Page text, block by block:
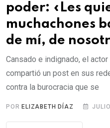
poder: «Les
muchachones
de mí, de
Cansado e indignado, el
compartió un post en sus
contra la burocracia que se
PORELIZABETH DÍAZ